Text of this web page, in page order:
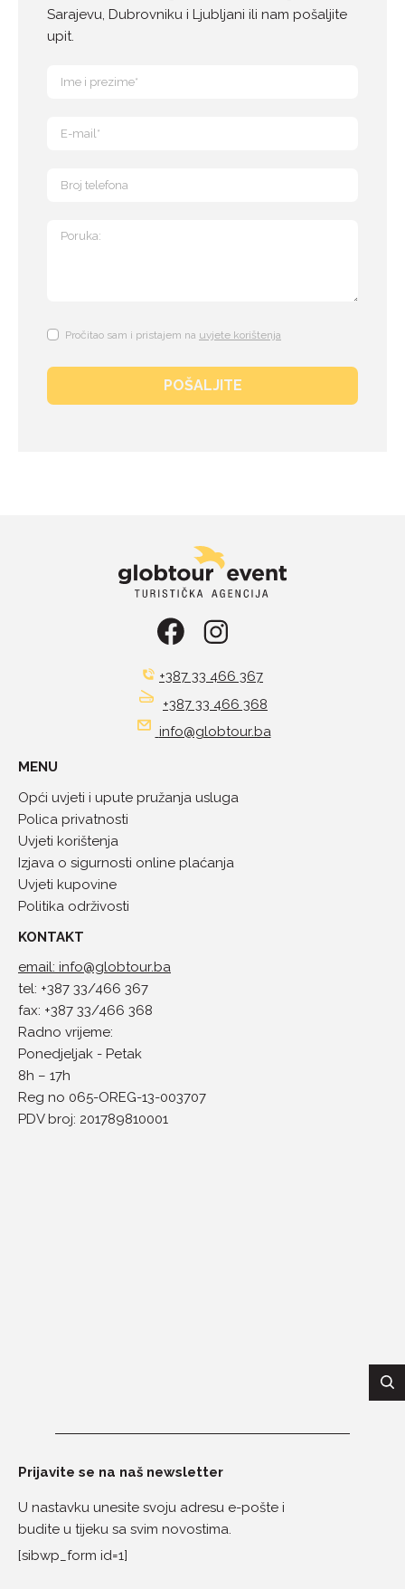
Sarajevu, Dubrovniku i Ljubljani ili nam pošaljite
upit.
Pročitao sam i pristajem na uvjete korištenja
POŠALJITE
+387 33 466 367
+387 33 466 368
info@globtour.ba
MENU
Opći uvjeti i upute pružanja usluga
Polica privatnosti
Uvjeti korištenja
Izjava o sigurnosti online plaćanja
Uvjeti kupovine
Politika održivosti
KONTAKT
email: info@globtour.ba
tel: +387 33/466 367
fax: +387 33/466 368
Radno vrijeme:
Ponedjeljak - Petak
8h – 17h
Reg no 065-OREG-13-003707
PDV broj: 201789810001
Prijavite se na naš newsletter
U nastavku unesite svoju adresu e-pošte i
budite u tijeku sa svim novostima.
[sibwp_form id=1]